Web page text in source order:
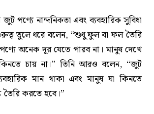
পণ্যে নান্দনিকতা এবং ব্যবহারিক সুবিধা
তুলে ধরে বলেন, “শুধু ফুল বা ফল তৈরি
অনেক দূর যেতে পারব না। মানুষ দেখে
চায় না।” তিনি আরও বলেন, “জুট
মান থাকা এবং মানুষ যা কিনতে
করতে হবে।”